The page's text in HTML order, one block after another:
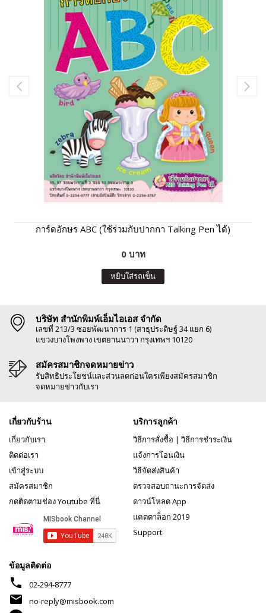
การ์ดอักษร ABC (ใช้ร่วมกับปากกา Talking Pen ได้)
0 บาท
หยิบใส่รถเข็น
บริษัท สำนักพิมพ์เอ็มไอเอส จำกัด
เลขที่ 213/3 ซอยพัฒนาการ 1 (สาธุประดิษฐ์ 34 แยก 6)
แขวงบางโพงพาง เขตยานนาวา กรุงเทพฯ 10120
สมัครสมาชิกจดหมายข่าว
รับสิทธิประโยชน์และส่วนลดก่อนใครเพียงสมัครสมาชิก
จดหมายข่าวกับเรา
เกี่ยวกับร้าน
เกี่ยวกับเรา
ติดต่อเรา
เข้าสู่ระบบ
สมัครสมาชิก
กดติดตามช่อง Youtube ที่นี่
บริการลูกค้า
วิธีการสั่งซื้อ | วิธีการชำระเงิน
แจ้งการโอนเงิน
วิธีจัดส่งสินค้า
ตรวจสอบถานะการจัดส่ง
ดาวน์โหลด App
แคตตาล็อก 2019
Support
ข้อมูลติดต่อ
phone 02-294-8777
mail
no-reply@misbook.com